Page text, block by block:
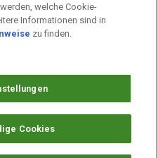
welche Cookie-
Informationen sind in
zu finden.
Cookies